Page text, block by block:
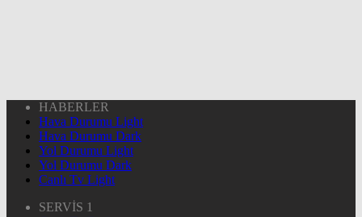
HABERLER
Hava Durumu Light
Hava Durumu Dark
Yol Durumu Light
Yol Durumu Dark
Canlı Tv Light
SERVİS 1